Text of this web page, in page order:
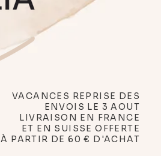
VACANCES REPRISE DES
ENVOIS LE 3 AOUT
LIVRAISON EN FRANCE
ET EN SUISSE OFFERTE
À PARTIR DE 60 € D'ACHAT